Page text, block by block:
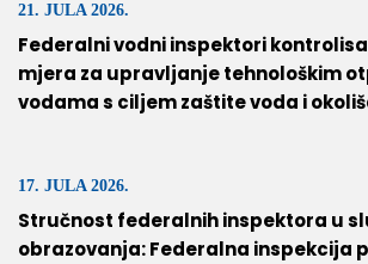
21. JULA 2026.
Federalni vodni inspektori
mjera za upravljanje tehnološkim
vodama s ciljem zaštite voda i
17. JULA 2026.
Stručnost federalnih inspektora u
obrazovanja: Federalna inspekcija